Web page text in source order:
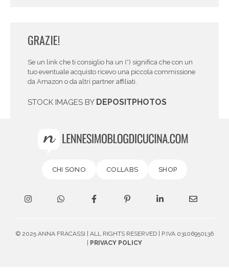
GRAZIE!
Se un link che ti consiglio ha un (*) significa che con un
tuo eventuale acquisto ricevo una piccola commissione
da Amazon o da altri partner affiliati.
STOCK IMAGES BY DEPOSITPHOTOS
CHI SONO COLLABS SHOP
© 2025 ANNA FRACASSI | ALL RIGHTS RESERVED | P.IVA 03106950136
PRIVACY POLICY